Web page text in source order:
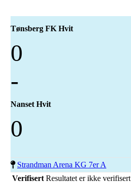
Tønsberg FK Hvit
0
-
Nanset Hvit
0
Strandman Arena KG 7er A
Verifisert Resultatet er ikke verifisert